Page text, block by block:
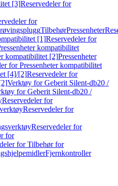
[3]Reservedeler for
for
TilbehørPressenheter
[1]Reservedeler for
kompatibilitet
kompatibilitet [2]Pressenheter
for Pressenheter kompatibilitet
[4]/[2]Reservedeler for
Verktøy for Geberit Silent-db20 /
for Geberit Silent-db20 /
Reservedeler for
Reservedeler for
Reservedeler for
for
for Tilbehør for
Fjernkontroller